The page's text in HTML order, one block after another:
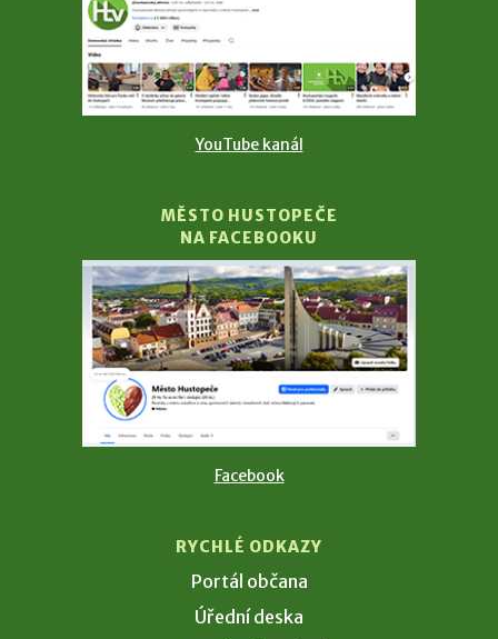
YouTube kanál
MĚSTO HUSTOPEČE
NA FACEBOOKU
Facebook
RYCHLÉ ODKAZY
Portál občana
Úřední deska